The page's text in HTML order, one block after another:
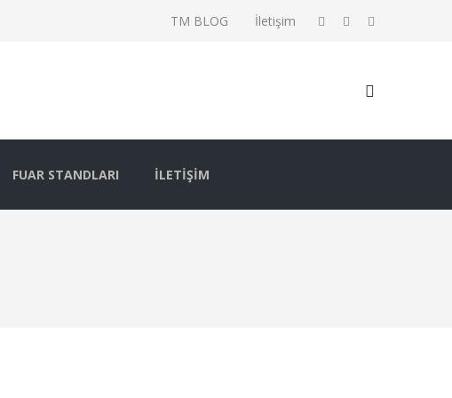
TM BLOG İletişim
FUAR STANDLARI İLETIŞIM